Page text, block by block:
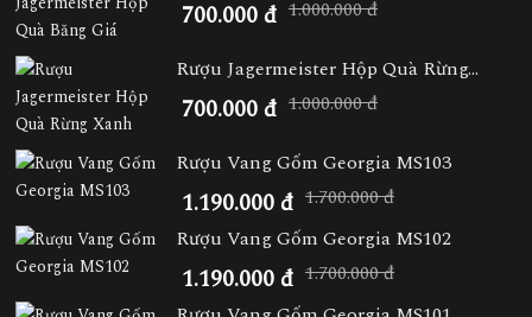
700.000 đ 1.000.000 đ
Rượu Jagermeister Hộp Quà Rừng...
700.000 đ 1.000.000 đ
Rượu Vang Gốm Georgia MS103
1.190.000 đ 1.700.000 đ
Rượu Vang Gốm Georgia MS102
1.190.000 đ 1.700.000 đ